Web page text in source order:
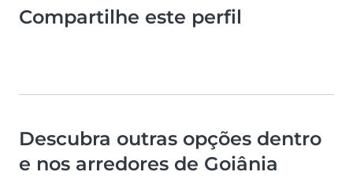
Compartilhe este perfil
Descubra outras opções dentro
e nos arredores de Goiânia